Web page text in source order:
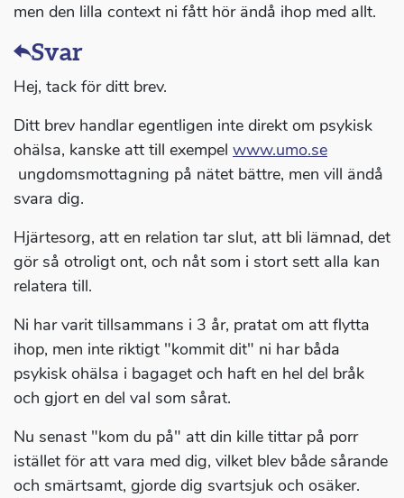
men den lilla context ni fått hör ändå ihop med allt.
Svar
Hej, tack för ditt brev.
Ditt brev handlar egentligen inte direkt om psykisk
ohälsa, kanske att till exempel www.umo.se
ungdomsmottagning på nätet bättre, men vill ändå
svara dig.
Hjärtesorg, att en relation tar slut, att bli lämnad, det
gör så otroligt ont, och nåt som i stort sett alla kan
relatera till.
Ni har varit tillsammans i 3 år, pratat om att flytta
ihop, men inte riktigt "kommit dit" ni har båda
psykisk ohälsa i bagaget och haft en hel del bråk
och gjort en del val som sårat.
Nu senast "kom du på" att din kille tittar på porr
istället för att vara med dig, vilket blev både sårande
och smärtsamt, gjorde dig svartsjuk och osäker.